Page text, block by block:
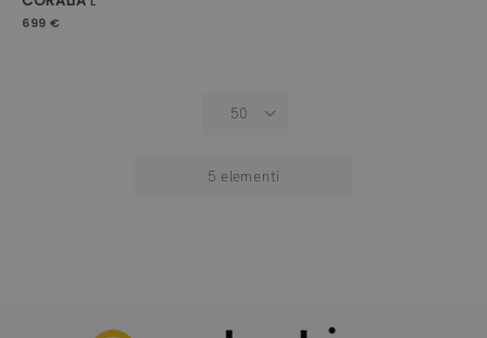
699 €
5 elementi